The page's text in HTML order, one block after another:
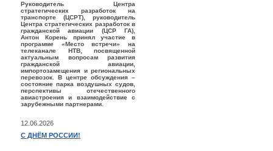
Руководитель Центра
стратегических разработок на
транспорте (ЦСРТ), руководитель
Центра стратегических разработок в
гражданской авиации (ЦСР ГА),
Антон Корень принял участие в
программе «Место встречи» на
телеканале НТВ, посвященной
актуальным вопросам развития
гражданской авиации,
импортозамещения и региональных
перевозок. В центре обсуждения –
состояние парка воздушных судов,
перспективы отечественного
авиастроения и взаимодействие с
зарубежными партнерами.
12.06.2026
С ДНЁМ РОССИИ!